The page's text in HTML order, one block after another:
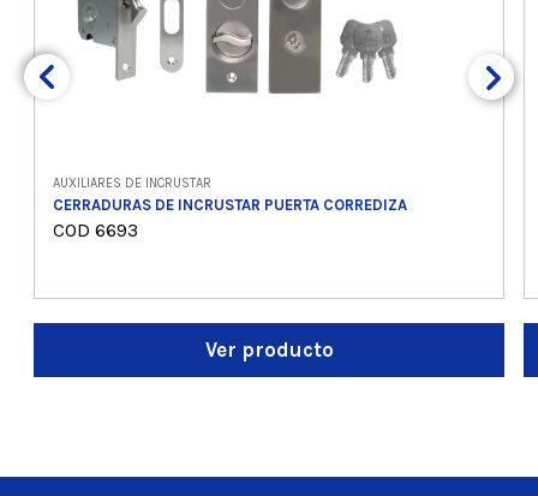
AUXILIARES DE INCRUSTAR
CERRADURAS DE INCRUSTAR PUERTA CORREDIZA
COD 6693
Ver producto